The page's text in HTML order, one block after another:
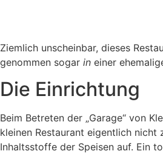
Ziemlich unscheinbar, dieses
genommen sogar in einer
Die Einrichtung
Beim Betreten der „Garage“ von
kleinen Restaurant eigentlich
Inhaltsstoffe der Speisen auf. Ein